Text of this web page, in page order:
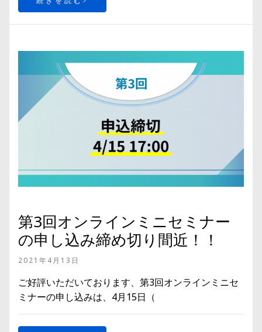
第3回オンラインミニセミナー
の申し込み締め切り間近！！
2021年4月13日
ご好評いただいております、第3回オンラインミニセ
ミナーの申し込みは、4月15日（